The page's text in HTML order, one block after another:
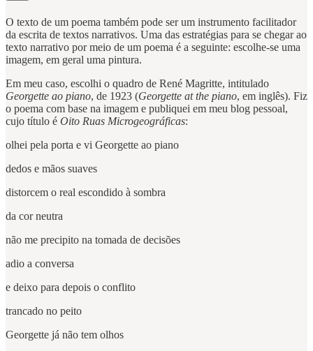
O texto de um poema também pode ser um instrumento facilitador
da escrita de textos narrativos. Uma das estratégias para se chegar ao
texto narrativo por meio de um poema é a seguinte: escolhe-se uma
imagem, em geral uma pintura.
Em meu caso, escolhi o quadro de René Magritte, intitulado
Georgette ao piano, de 1923 (Georgette at the piano, em inglês). Fiz
o poema com base na imagem e publiquei em meu blog pessoal,
cujo título é Oito Ruas Microgeográficas:
olhei pela porta e vi Georgette ao piano
dedos e mãos suaves
distorcem o real escondido à sombra
da cor neutra
não me precipito na tomada de decisões
adio a conversa
e deixo para depois o conflito
trancado no peito
Georgette já não tem olhos